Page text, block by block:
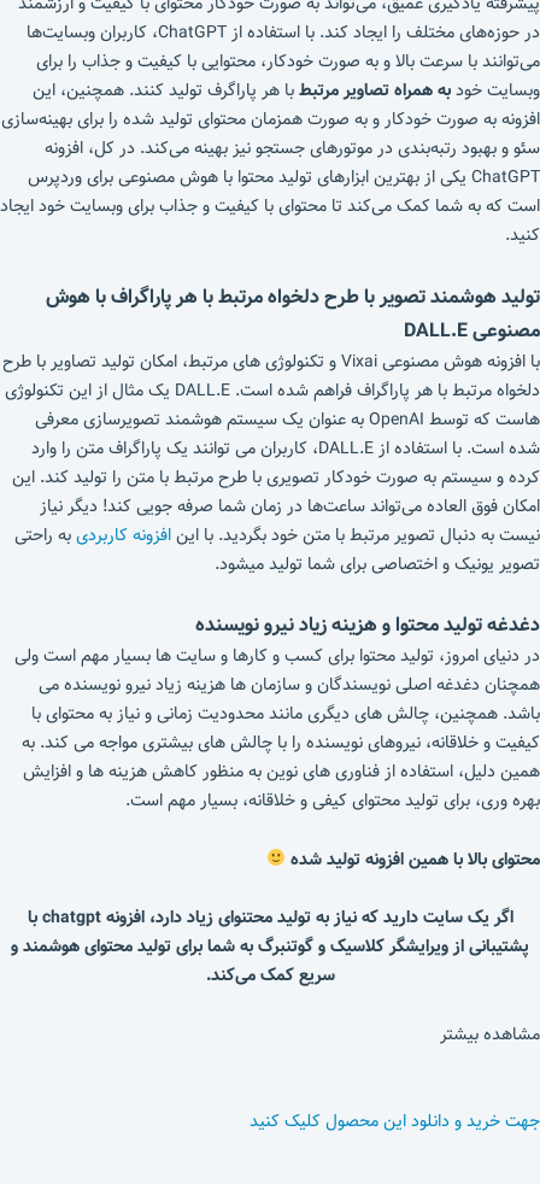
در حوزه‌های مختلف را ایجاد کند. با استفاده از ChatGPT، کاربران وبسایت‌ها
می‌توانند با سرعت بالا و به صورت خودکار، محتوایی با کیفیت و جذاب را برای
وبسایت خودبه همراه تصاویر مرتبطبا هر پاراگرف تولید کنند. همچنین، این
افزونه به صورت خودکار و به صورت همزمان محتوای تولید شده را برای بهینه‌سازی
سئو و بهبود رتبه‌بندی در موتورهای جستجو نیز بهینه می‌کند. در کل، افزونه
ChatGPT یکی از بهترین ابزارهای تولید محتوا با هوش مصنوعی برای وردپرس
است که به شما کمک می‌کند تا محتوای با کیفیت و جذاب برای وبسایت خود ایجاد
کنید.
تولید هوشمند تصویر با طرح دلخواه مرتبط با هر پاراگراف با هوش
مصنوعی DALL.E
با افزونه هوش مصنوعی Vixai و تکنولوژی های مرتبط، امکان تولید تصاویر با طرح
دلخواه مرتبط با هر پاراگراف فراهم شده است. DALL.E یک مثال از این تکنولوژی
هاست که توسط OpenAI به عنوان یک سیستم هوشمند تصویرسازی معرفی
شده است. با استفاده از DALL.E، کاربران می توانند یک پاراگراف متن را وارد
کرده و سیستم به صورت خودکار تصویری با طرح مرتبط با متن را تولید کند. این
امکان فوق العاده می‌تواند ساعت‌ها در زمان شما صرفه جویی کند! دیگر نیاز
نیست به دنبال تصویر مرتبط با متن خود بگردید. با اینافزونه کاربردیبه راحتی
تصویر یونیک و اختصاصی برای شما تولید میشود.
دغدغه تولید محتوا و هزینه زیاد نیرو نویسنده
در دنیای امروز، تولید محتوا برای کسب و کارها و سایت ها بسیار مهم است ولی
همچنان دغدغه اصلی نویسندگان و سازمان ها هزینه زیاد نیرو نویسنده می
باشد. همچنین، چالش های دیگری مانند محدودیت زمانی و نیاز به محتوای با
کیفیت و خلاقانه، نیروهای نویسنده را با چالش های بیشتری مواجه می کند. به
همین دلیل، استفاده از فناوری های نوین به منظور کاهش هزینه ها و افزایش
بهره وری، برای تولید محتوای کیفی و خلاقانه، بسیار مهم است.
محتوای بالا با همین افزونه تولید شده
اگر یک سایت دارید که نیاز به تولید محتنوای زیاد دارد، افزونه chatgpt با
پشتیبانی از ویرایشگر کلاسیک و گوتنبرگ به شما برای تولید محتوای هوشمند و
سریع کمک می‌کند.
مشاهده بیشتر
جهت خرید و دانلود این محصول کلیک کنید